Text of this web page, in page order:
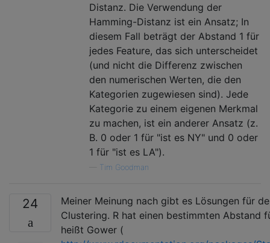
Distanz. Die Verwendung der
Hamming-Distanz ist ein Ansatz; In
diesem Fall beträgt der Abstand 1 für
jedes Feature, das sich unterscheidet
(und nicht die Differenz zwischen
den numerischen Werten, die den
Kategorien zugewiesen sind). Jede
Kategorie zu einem eigenen Merkmal
zu machen, ist ein anderer Ansatz (z.
B. 0 oder 1 für "ist es NY" und 0 oder
1 für "ist es LA").
Tim Goodman
24
Meiner Meinung nach gibt es Lösungen für
Clustering. R hat einen bestimmten Abstand
heißt Gower (